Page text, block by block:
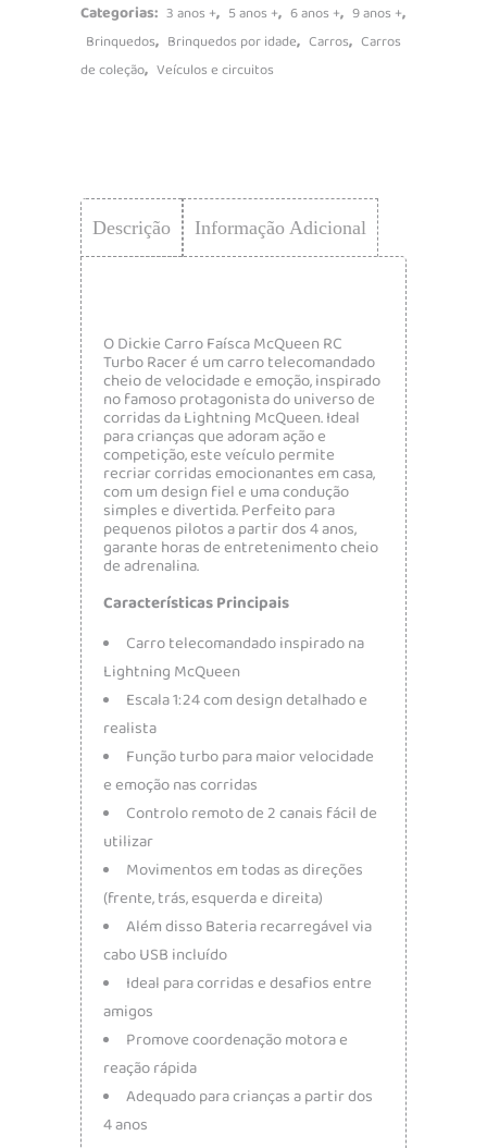
Categorias: 3 anos +, 5 anos +, 6 anos +, 9 anos +,
Brinquedos, Brinquedos por idade, Carros, Carros
de coleção, Veículos e circuitos
Descrição Informação Adicional
O Dickie Carro Faísca McQueen RC
Turbo Racer é um carro telecomandado
cheio de velocidade e emoção, inspirado
no famoso protagonista do universo de
corridas daLightning McQueen. Ideal
para crianças que adoram ação e
competição, este veículo permite
recriar corridas emocionantes em casa,
com um design fiel e uma condução
simples e divertida. Perfeito para
pequenos pilotos a partir dos 4 anos,
garante horas de entretenimento cheio
de adrenalina.
Características Principais
Carro telecomandado inspirado na
Lightning McQueen
Escala 1:24 com design detalhado e
realista
Função turbo para maior velocidade
e emoção nas corridas
Controlo remoto de 2 canais fácil de
utilizar
Movimentos em todas as direções
(frente, trás, esquerda e direita)
Além disso Bateria recarregável via
cabo USB incluído
Ideal para corridas e desafios entre
amigos
Promove coordenação motora e
reação rápida
Adequado para crianças a partir dos
4 anos